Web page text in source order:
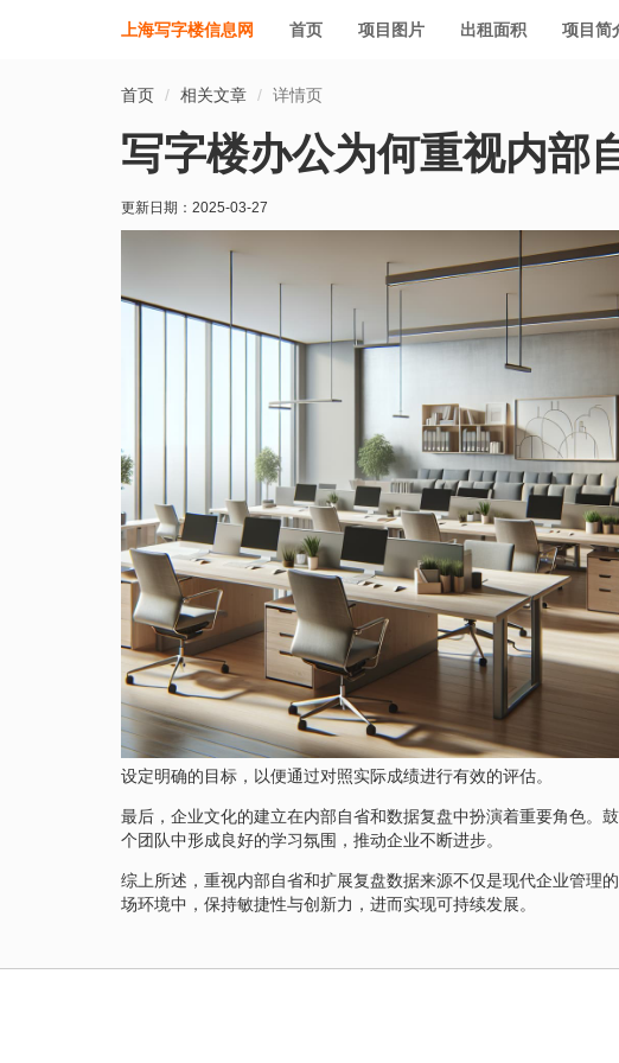
上海写字楼信息网 首页 项目图片 出租面积 项目简
首页 相关文章 详情页
写字楼办公为何重视内部
更新日期： 2025-03-27
设定明确的目标，以便通过对照实际成绩进行有效的评估。
最后，企业文化的建立在内部自省和数据复盘中扮演着重要角色。
个团队中形成良好的学习氛围，推动企业不断进步。
综上所述，重视内部自省和扩展复盘数据来源不仅是现代企业管理
场环境中，保持敏捷性与创新力，进而实现可持续发展。